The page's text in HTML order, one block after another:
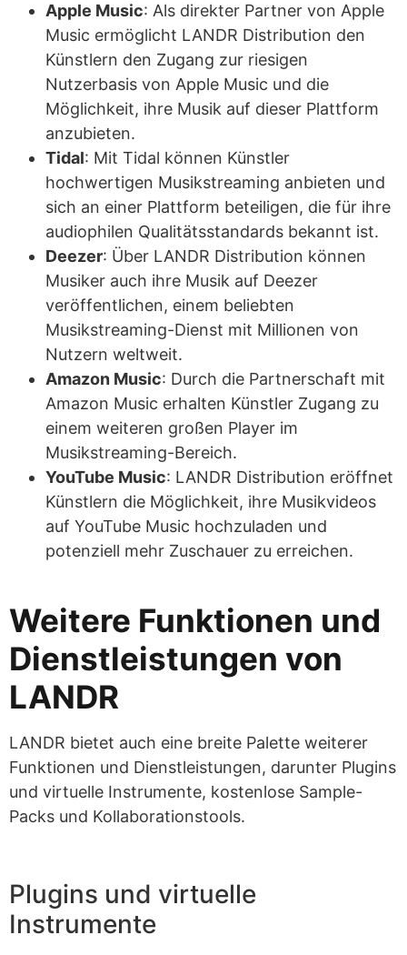
Apple Music: Als direkter Partner von Apple
Music ermöglicht LANDR Distribution den
Künstlern den Zugang zur riesigen
Nutzerbasis von Apple Music und die
Möglichkeit, ihre Musik auf dieser Plattform
anzubieten.
Tidal: Mit Tidal können Künstler
hochwertigen Musikstreaming anbieten und
sich an einer Plattform beteiligen, die für ihre
audiophilen Qualitätsstandards bekannt ist.
Deezer: Über LANDR Distribution können
Musiker auch ihre Musik auf Deezer
veröffentlichen, einem beliebten
Musikstreaming-Dienst mit Millionen von
Nutzern weltweit.
Amazon Music: Durch die Partnerschaft mit
Amazon Music erhalten Künstler Zugang zu
einem weiteren großen Player im
Musikstreaming-Bereich.
YouTube Music: LANDR Distribution eröffnet
Künstlern die Möglichkeit, ihre Musikvideos
auf YouTube Music hochzuladen und
potenziell mehr Zuschauer zu erreichen.
Weitere Funktionen und
Dienstleistungen von
LANDR
LANDR bietet auch eine breite Palette weiterer
Funktionen und Dienstleistungen, darunter Plugins
und virtuelle Instrumente, kostenlose Sample-
Packs und Kollaborationstools.
Plugins und virtuelle
Instrumente